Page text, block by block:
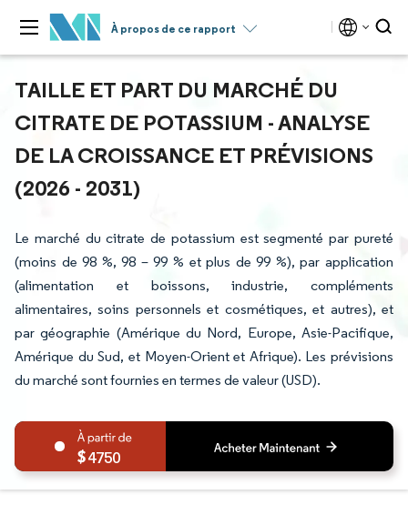
À propos de ce rapport
TAILLE ET PART DU MARCHÉ DU
CITRATE DE POTASSIUM - ANALYSE
DE LA CROISSANCE ET PRÉVISIONS
(2026 - 2031)
Le marché du citrate de potassium est segmenté par pureté
(moins de 98 %, 98 – 99 % et plus de 99 %), par application
(alimentation et boissons, industrie, compléments
alimentaires, soins personnels et cosmétiques, et autres), et
par géographie (Amérique du Nord, Europe, Asie-Pacifique,
Amérique du Sud, et Moyen-Orient et Afrique). Les prévisions
du marché sont fournies en termes de valeur (USD).
4750